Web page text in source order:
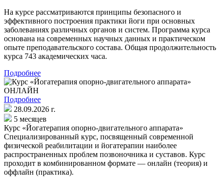
На курсе рассматриваются принципы безопасного и
эффективного построения практики йоги при основных
заболеваниях различных органов и систем. Программа курса
основана на современных научных данных и практическом
опыте преподавательского состава. Общая продолжительность
курса 743 академических часа.
Подробнее
ОНЛАЙН
Подробнее
28.09.2026 г.
5 месяцев
Курс «Йогатерапия опорно-двигательного аппарата»
Специализированный курс, посвященный современной
физической реабилитации и йогатерапии наиболее
распространенных проблем позвоночника и суставов. Курс
проходит в комбинированном формате — онлайн (теория) и
оффлайн (практика).